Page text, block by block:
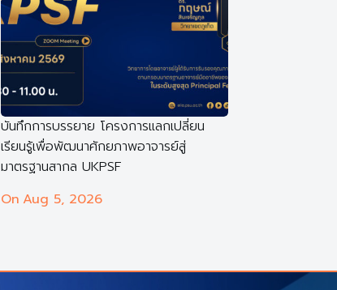
บันทึกการบรรยาย โครงการแลกเปลี่ยน
เรียนรู้เพื่อพัฒนาศักยภาพอาจารย์สู่
มาตรฐานสากล UKPSF
On Aug 5, 2026